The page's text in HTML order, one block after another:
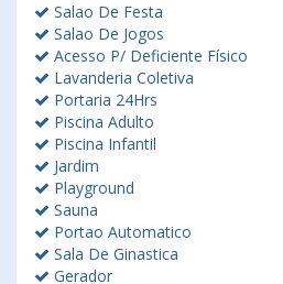
Salao De Festa
Salao De Jogos
Acesso P/ Deficiente Físico
Lavanderia Coletiva
Portaria 24Hrs
Piscina Adulto
Piscina Infantil
Jardim
Playground
Sauna
Portao Automatico
Sala De Ginastica
Gerador